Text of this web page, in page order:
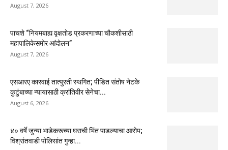
August 7, 2026
पाचशे “नियमबाह्य वृक्षतोड प्रकरणाच्या चौकशीसाठी
महापालिकेसमोर आंदोलन”
August 7, 2026
एसआरए कारवाई तात्पुरती स्थगित; पीडित संतोष नेटके
कुटुंबाच्या न्यायासाठी क्रांतिवीर सेनेचा...
August 6, 2026
४० वर्षे जुन्या भाडेकरूच्या घराची भिंत पाडल्याचा आरोप;
विश्रांतवाडी पोलिसांत गुन्हा...